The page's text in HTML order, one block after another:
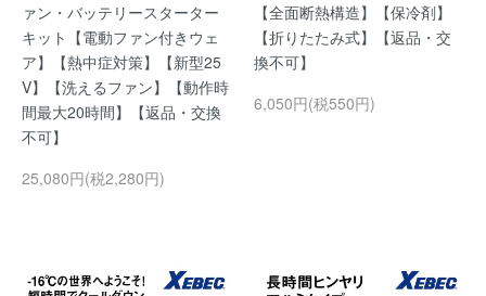
ァン・バッテリースターター
キット【電動ファン付きウェ
ア】【熱中症対策】【新型25
V】【洗えるファン】【動作時
間最大20時間】【返品・交換
不可】
25,080円(税2,280円)
【全面断熱構造】【保冷剤】
【折りたたみ式】【返品・交
換不可】
6,050円(税550円)